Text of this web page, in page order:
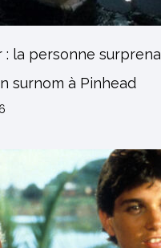
: la personne
surnom à Pinhead